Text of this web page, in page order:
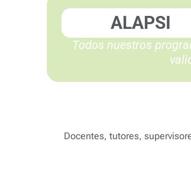
ALAPSI
Todos nuestros
Docentes, tutores,